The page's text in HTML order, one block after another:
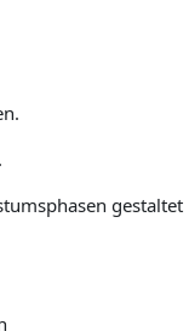
gestaltet